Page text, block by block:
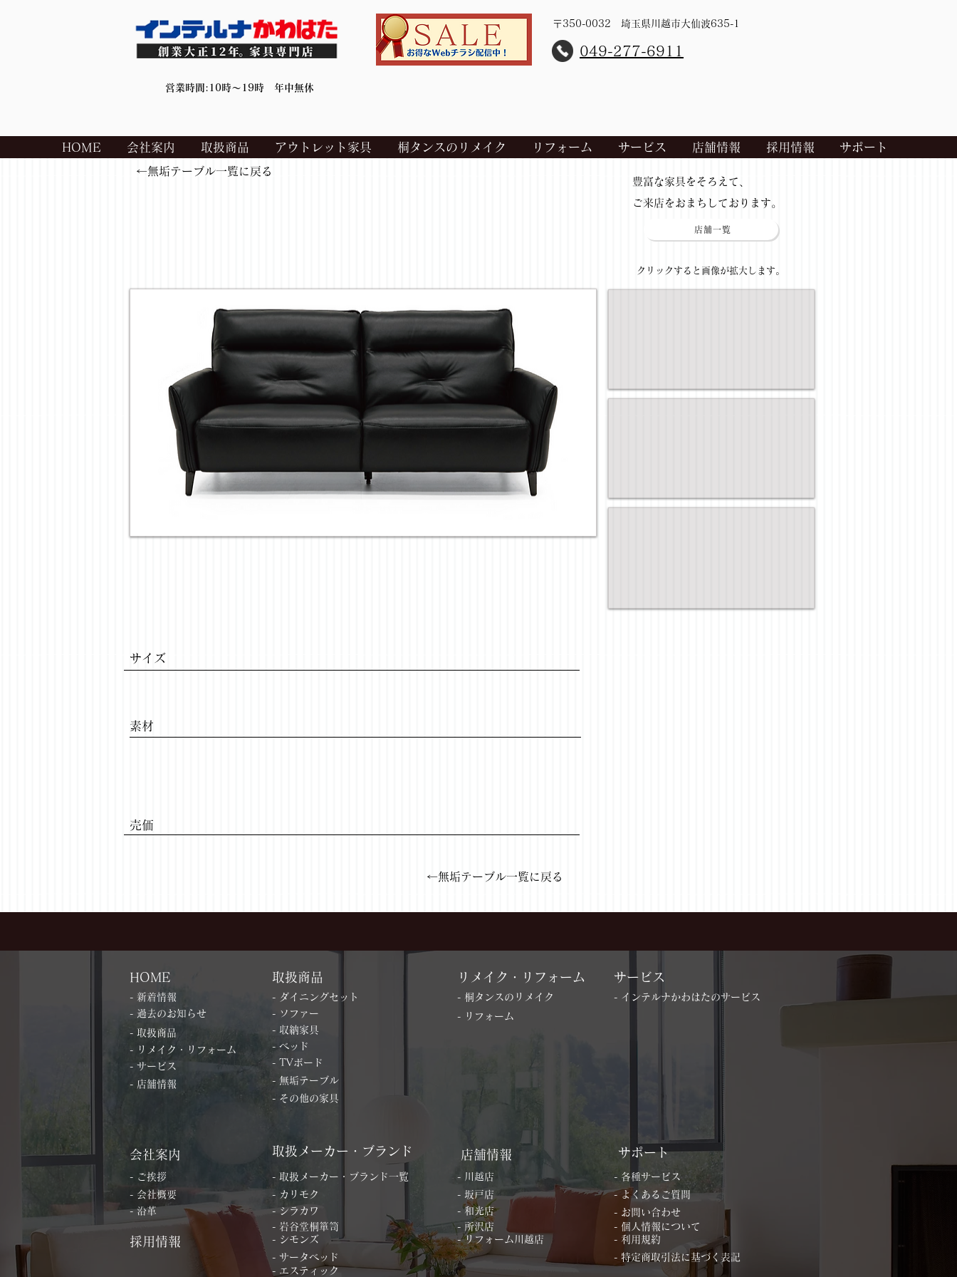
〒350-0032 埼玉県川越市大仙波635-1
​049-277-6911
営業時間:10時～19時 年中無休
HOME 会社案内 取扱商品 アウトレット家具 桐タンスのリメイク リフォーム サービス 店舗情報 採用情報 サポート
←無垢テーブル一覧に戻る
​豊富な家具をそろえて、
ご来店をおまちしております。
店舗一覧
​クリックすると画像が拡大します。
サイズ
​素材
​売価
←無垢テーブル一覧に戻る
HOME
- 新着情報
- 過去のお知らせ
- 取扱商品
- リメイク・リフォーム
- サービス
- 店舗情報
取扱商品
- ダイニングセット
- ソファー
- 収納家具
- ベッド
- TVボード
- 無垢テーブル
リメイク・リフォーム
- 桐タンスのリメイク
サービス
- インテルナかわはたのサービス
- リフォーム
- その他の家具
会社案内
- ご挨拶
- 会社概要
- 沿革
採用情報
取扱メーカー・ブランド
- 取扱メーカー・ブランド一覧
- カリモク
- シラカワ
- 岩谷堂桐箪笥
- シモンズ
- サータベッド
- エスティック
店舗情報
- 川越店
- 坂戸店
- 和光店
- 所沢店
- リフォーム川越店
サポート
- 各種サービス
- よくあるご質問
- お問い合わせ
- 個人情報について
- 利用規約
- 特定商取引法に基づく表記